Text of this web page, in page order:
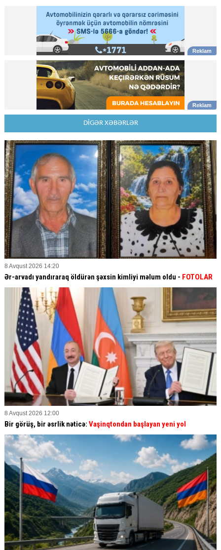
DİGƏR XƏBƏRLƏR
8 Avqust 2026 14:20
Ər-arvadı yandıraraq öldürən şəxsin kimliyi məlum oldu - FOTOLAR
8 Avqust 2026 12:00
Bir görüş, bir əsrlik nəticə: Vaşinqtondan başlayan yeni yol